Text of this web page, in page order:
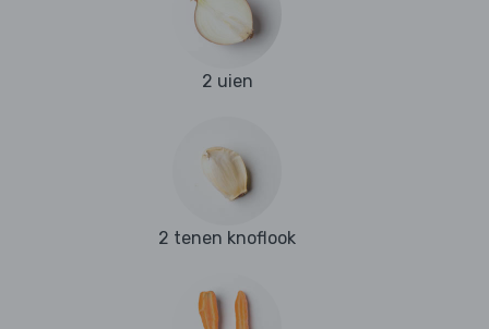
2 uien
2 tenen knoflook